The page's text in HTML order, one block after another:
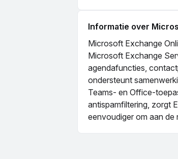
Informatie over
Microsoft Exchange
Microsoft Exchange
agendafuncties,
ondersteunt
Teams- en Office-
antispamfiltering, zorgt
eenvoudiger om aan